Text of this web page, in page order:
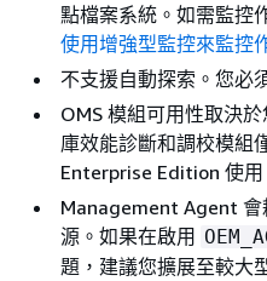
點檔案系統。如需監控
使用增強型監控來監控
不支援自動探索。您必
OMS 模組可用性取決
庫效能診斷和調校模組
Enterprise Edition 使用
Management Agent 會
源。如果在啟用
題，建議您擴展至較大